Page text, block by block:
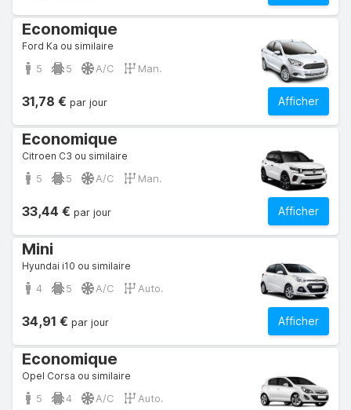
Economique
Ford Ka ou similaire
5 5 A/C Man.
Afficher
31,78 € par jour
Economique
Citroen C3 ou similaire
5 5 A/C Man.
Afficher
33,44 € par jour
Mini
Hyundai i10 ou similaire
4 5 A/C Auto.
Afficher
34,91 € par jour
Economique
Opel Corsa ou similaire
5 4 A/C Auto.